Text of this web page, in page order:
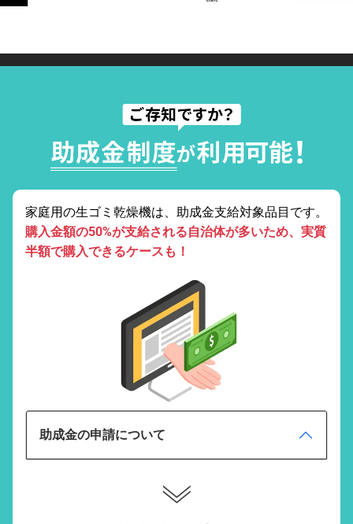
家庭用の生ゴミ乾燥機は、助成金支給対象品目です。
購入金額の50%が支給される自治体が多いため、実質
半額で購入できるケースも！
助成金の申請について